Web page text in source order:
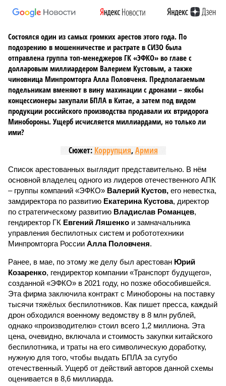
Состоялся один из самых громких арестов этого года. По
подозрению в мошенничестве и растрате в СИЗО была
отправлена группа топ-менеджеров ГК «ЭФКО» во главе с
долларовым миллиардером Валерием Кустовым, а также
чиновница Минпромторга Алла Половченя. Предполагаемым
подельникам вменяют в вину махинации с дронами – якобы
концессионеры закупали БПЛА в Китае, а затем под видом
продукции российского производства продавали их втридорога
Минобороны. Ущерб исчисляется миллиардами, но только ли
ими?
Сюжет: Коррупция,Армия
Список арестованных выглядит представительно. В нём
основной владелец одного из лидеров отечественного АПК
– группы компаний «ЭФКО» Валерий Кустов, его невестка,
замдиректора по развитию Екатерина Кустова, директор
по стратегическому развитию Владислав Романцев,
гендиректор ГК Евгений Ляшенко и замначальника
управления беспилотных систем и робототехники
Минпромторга России Алла Половченя.
Ранее, в мае, по этому же делу был арестован Юрий
Козаренко, гендиректор компании «Транспорт будущего»,
созданной «ЭФКО» в 2021 году, но позже обособившейся.
Эта фирма заключила контракт с Минобороны на поставку
тысячи тяжёлых беспилотников. Как пишет пресса, каждый
дрон обходился военному ведомству в 8 млн рублей,
однако «производителю» стоил всего 1,2 миллиона. Эта
цена, очевидно, включала и стоимость закупки китайского
беспилотника, и траты на его символическую доработку,
нужную для того, чтобы выдать БПЛА за сугубо
отечественный. Ущерб от действий авторов данной схемы
оценивается в 8,6 миллиарда.